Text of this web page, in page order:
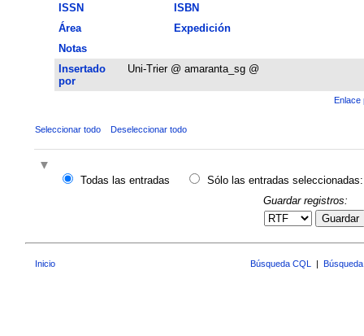
ISSN
ISBN
Área
Expedición
Notas
Insertado
por
Uni-Trier @ amaranta_sg @
Enlace
Seleccionar todo Deseleccionar todo
Todas las entradas
Sólo las entradas seleccionadas:
Guardar registros:
Guardar
Inicio Búsqueda CQL